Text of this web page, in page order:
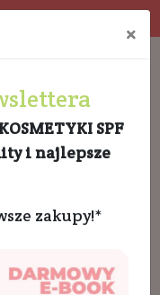
×
KOSMETYKI SPF
i najlepsze
zakupy!*